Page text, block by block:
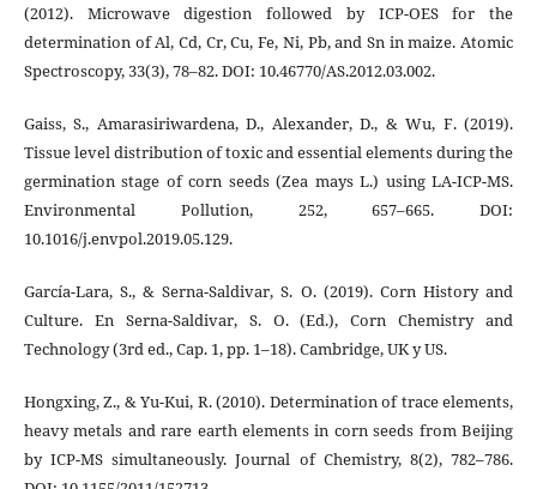
(2012). Microwave digestion followed by ICP-OES for the
determination of Al, Cd, Cr, Cu, Fe, Ni, Pb, and Sn in maize. Atomic
Spectroscopy, 33(3), 78–82. DOI: 10.46770/AS.2012.03.002.
Gaiss, S., Amarasiriwardena, D., Alexander, D., & Wu, F. (2019).
Tissue level distribution of toxic and essential elements during the
germination stage of corn seeds (Zea mays L.) using LA-ICP-MS.
Environmental Pollution, 252, 657–665. DOI:
10.1016/j.envpol.2019.05.129.
García-Lara, S., & Serna-Saldivar, S. O. (2019). Corn History and
Culture. En Serna-Saldivar, S. O. (Ed.), Corn Chemistry and
Technology (3rd ed., Cap. 1, pp. 1–18). Cambridge, UK y US.
Hongxing, Z., & Yu-Kui, R. (2010). Determination of trace elements,
heavy metals and rare earth elements in corn seeds from Beijing
by ICP-MS simultaneously. Journal of Chemistry, 8(2), 782–786.